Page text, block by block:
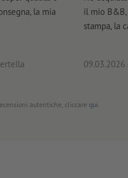
la mia
il mio
stampa, la
09.03.2026
autentiche, cliccare qui.